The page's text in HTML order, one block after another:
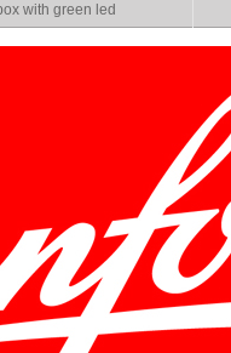
with green led